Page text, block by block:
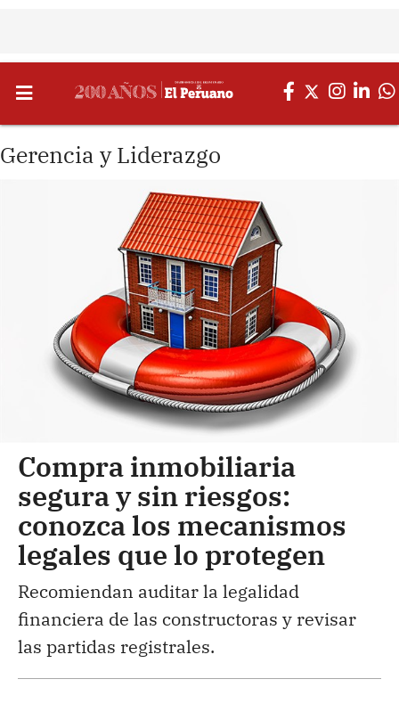
Gerencia y Liderazgo
Compra inmobiliaria
segura y sin riesgos:
conozca los mecanismos
legales que lo protegen
Recomiendan auditar la legalidad
financiera de las constructoras y revisar
las partidas registrales.